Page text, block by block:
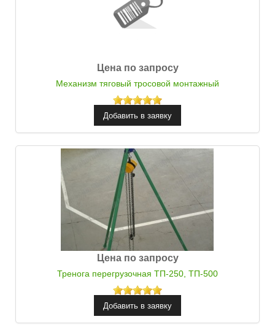
Цена по запросу
Механизм тяговый тросовой монтажный
Цена по запросу
Тренога перегрузочная ТП-250, ТП-500